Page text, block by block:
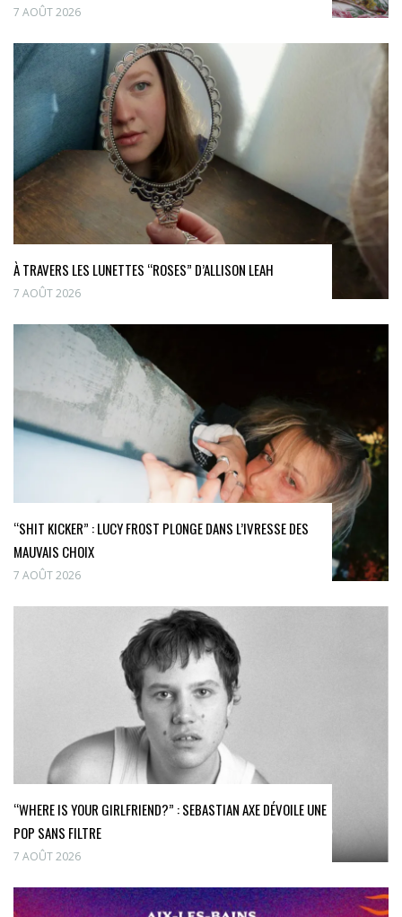
7 AOÛT 2026
À TRAVERS LES LUNETTES “ROSES” D’ALLISON LEAH
7 AOÛT 2026
“SHIT KICKER” : LUCY FROST PLONGE DANS L’IVRESSE DES
MAUVAIS CHOIX
7 AOÛT 2026
“WHERE IS YOUR GIRLFRIEND?” : SEBASTIAN AXE DÉVOILE UNE
POP SANS FILTRE
7 AOÛT 2026